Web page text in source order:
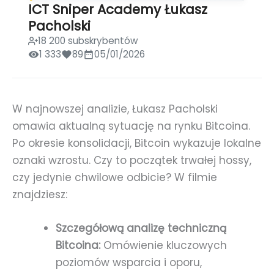
ICT Sniper Academy Łukasz
Pacholski
18 200 subskrybentów
1 333
89 05/01/2026
W najnowszej analizie, Łukasz Pacholski
omawia aktualną sytuację na rynku Bitcoina.
Po okresie konsolidacji, Bitcoin wykazuje lokalne
oznaki wzrostu. Czy to początek trwałej hossy,
czy jedynie chwilowe odbicie? W filmie
znajdziesz:
Szczegółową analizę techniczną
Bitcoina:Omówienie kluczowych
poziomów wsparcia i oporu,